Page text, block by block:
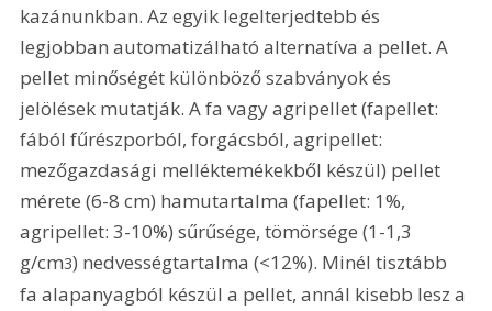
kazánunkban. Az egyik legelterjedtebb és
legjobban automatizálható alternatíva a pellet. A
pellet minőségét különböző szabványok és
jelölések mutatják. A fa vagy agripellet (fapellet:
fából fűrészporból, forgácsból, agripellet:
mezőgazdasági melléktemékekből készül) pellet
mérete (6-8 cm) hamutartalma (fapellet: 1%,
agripellet: 3-10%) sűrűsége, tömörsége (1-1,3
g/cm3) nedvességtartalma (<12%). Minél tisztább
fa alapanyagból készül a pellet, annál kisebb lesz a